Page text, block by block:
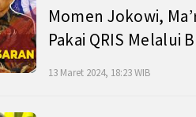
Momen Jokowi,
Pakai QRIS Melalui
13 Maret 2024, 18:23 WIB